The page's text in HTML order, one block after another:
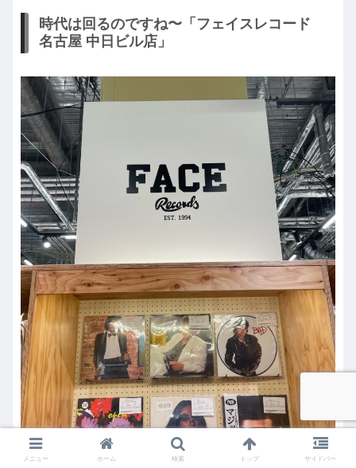
時代は回るのですね〜「フェイスレコード
名古屋 中日ビル店」
メニュー ホーム 検索 トップ サイドバー